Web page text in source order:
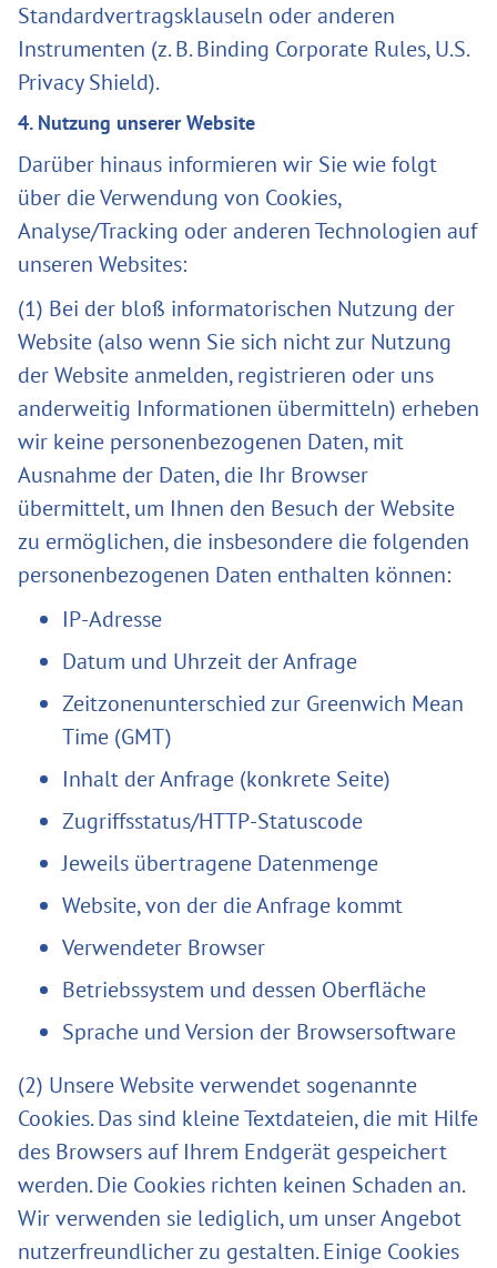
Standardvertragsklauseln oder anderen
Instrumenten (z. B. Binding Corporate Rules, U.S.
Privacy Shield).
4. Nutzung unserer Website
Darüber hinaus informieren wir Sie wie folgt
über die Verwendung von Cookies,
Analyse/Tracking oder anderen Technologien auf
unseren Websites:
(1) Bei der bloß informatorischen Nutzung der
Website (also wenn Sie sich nicht zur Nutzung
der Website anmelden, registrieren oder uns
anderweitig Informationen übermitteln) erheben
wir keine personenbezogenen Daten, mit
Ausnahme der Daten, die Ihr Browser
übermittelt, um Ihnen den Besuch der Website
zu ermöglichen, die insbesondere die folgenden
personenbezogenen Daten enthalten können:
IP-Adresse
Datum und Uhrzeit der Anfrage
Zeitzonenunterschied zur Greenwich Mean
Time (GMT)
Inhalt der Anfrage (konkrete Seite)
Zugriffsstatus/HTTP-Statuscode
Jeweils übertragene Datenmenge
Website, von der die Anfrage kommt
Verwendeter Browser
Betriebssystem und dessen Oberfläche
Sprache und Version der Browsersoftware
(2) Unsere Website verwendet sogenannte
Cookies. Das sind kleine Textdateien, die mit Hilfe
des Browsers auf Ihrem Endgerät gespeichert
werden. Die Cookies richten keinen Schaden an.
Wir verwenden sie lediglich, um unser Angebot
nutzerfreundlicher zu gestalten. Einige Cookies